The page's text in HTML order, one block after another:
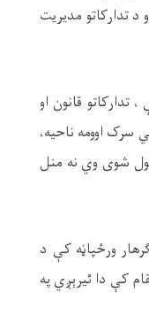
تدارکاتو مديريت
شرطنامې ، تدارکاتو قانون او
سرک اوومه ناحيه،
شوی وي نه منل
ورځپاڼه کې د
پوهنتون رياست مقام کې دا ئيرېږي په